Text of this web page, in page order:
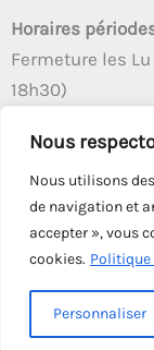
Nous
Nous utilisons
de navigation et
accepter », vous
cookies.
Personnaliser
Horaires
Fermeture les
18h30)
Copyright ©